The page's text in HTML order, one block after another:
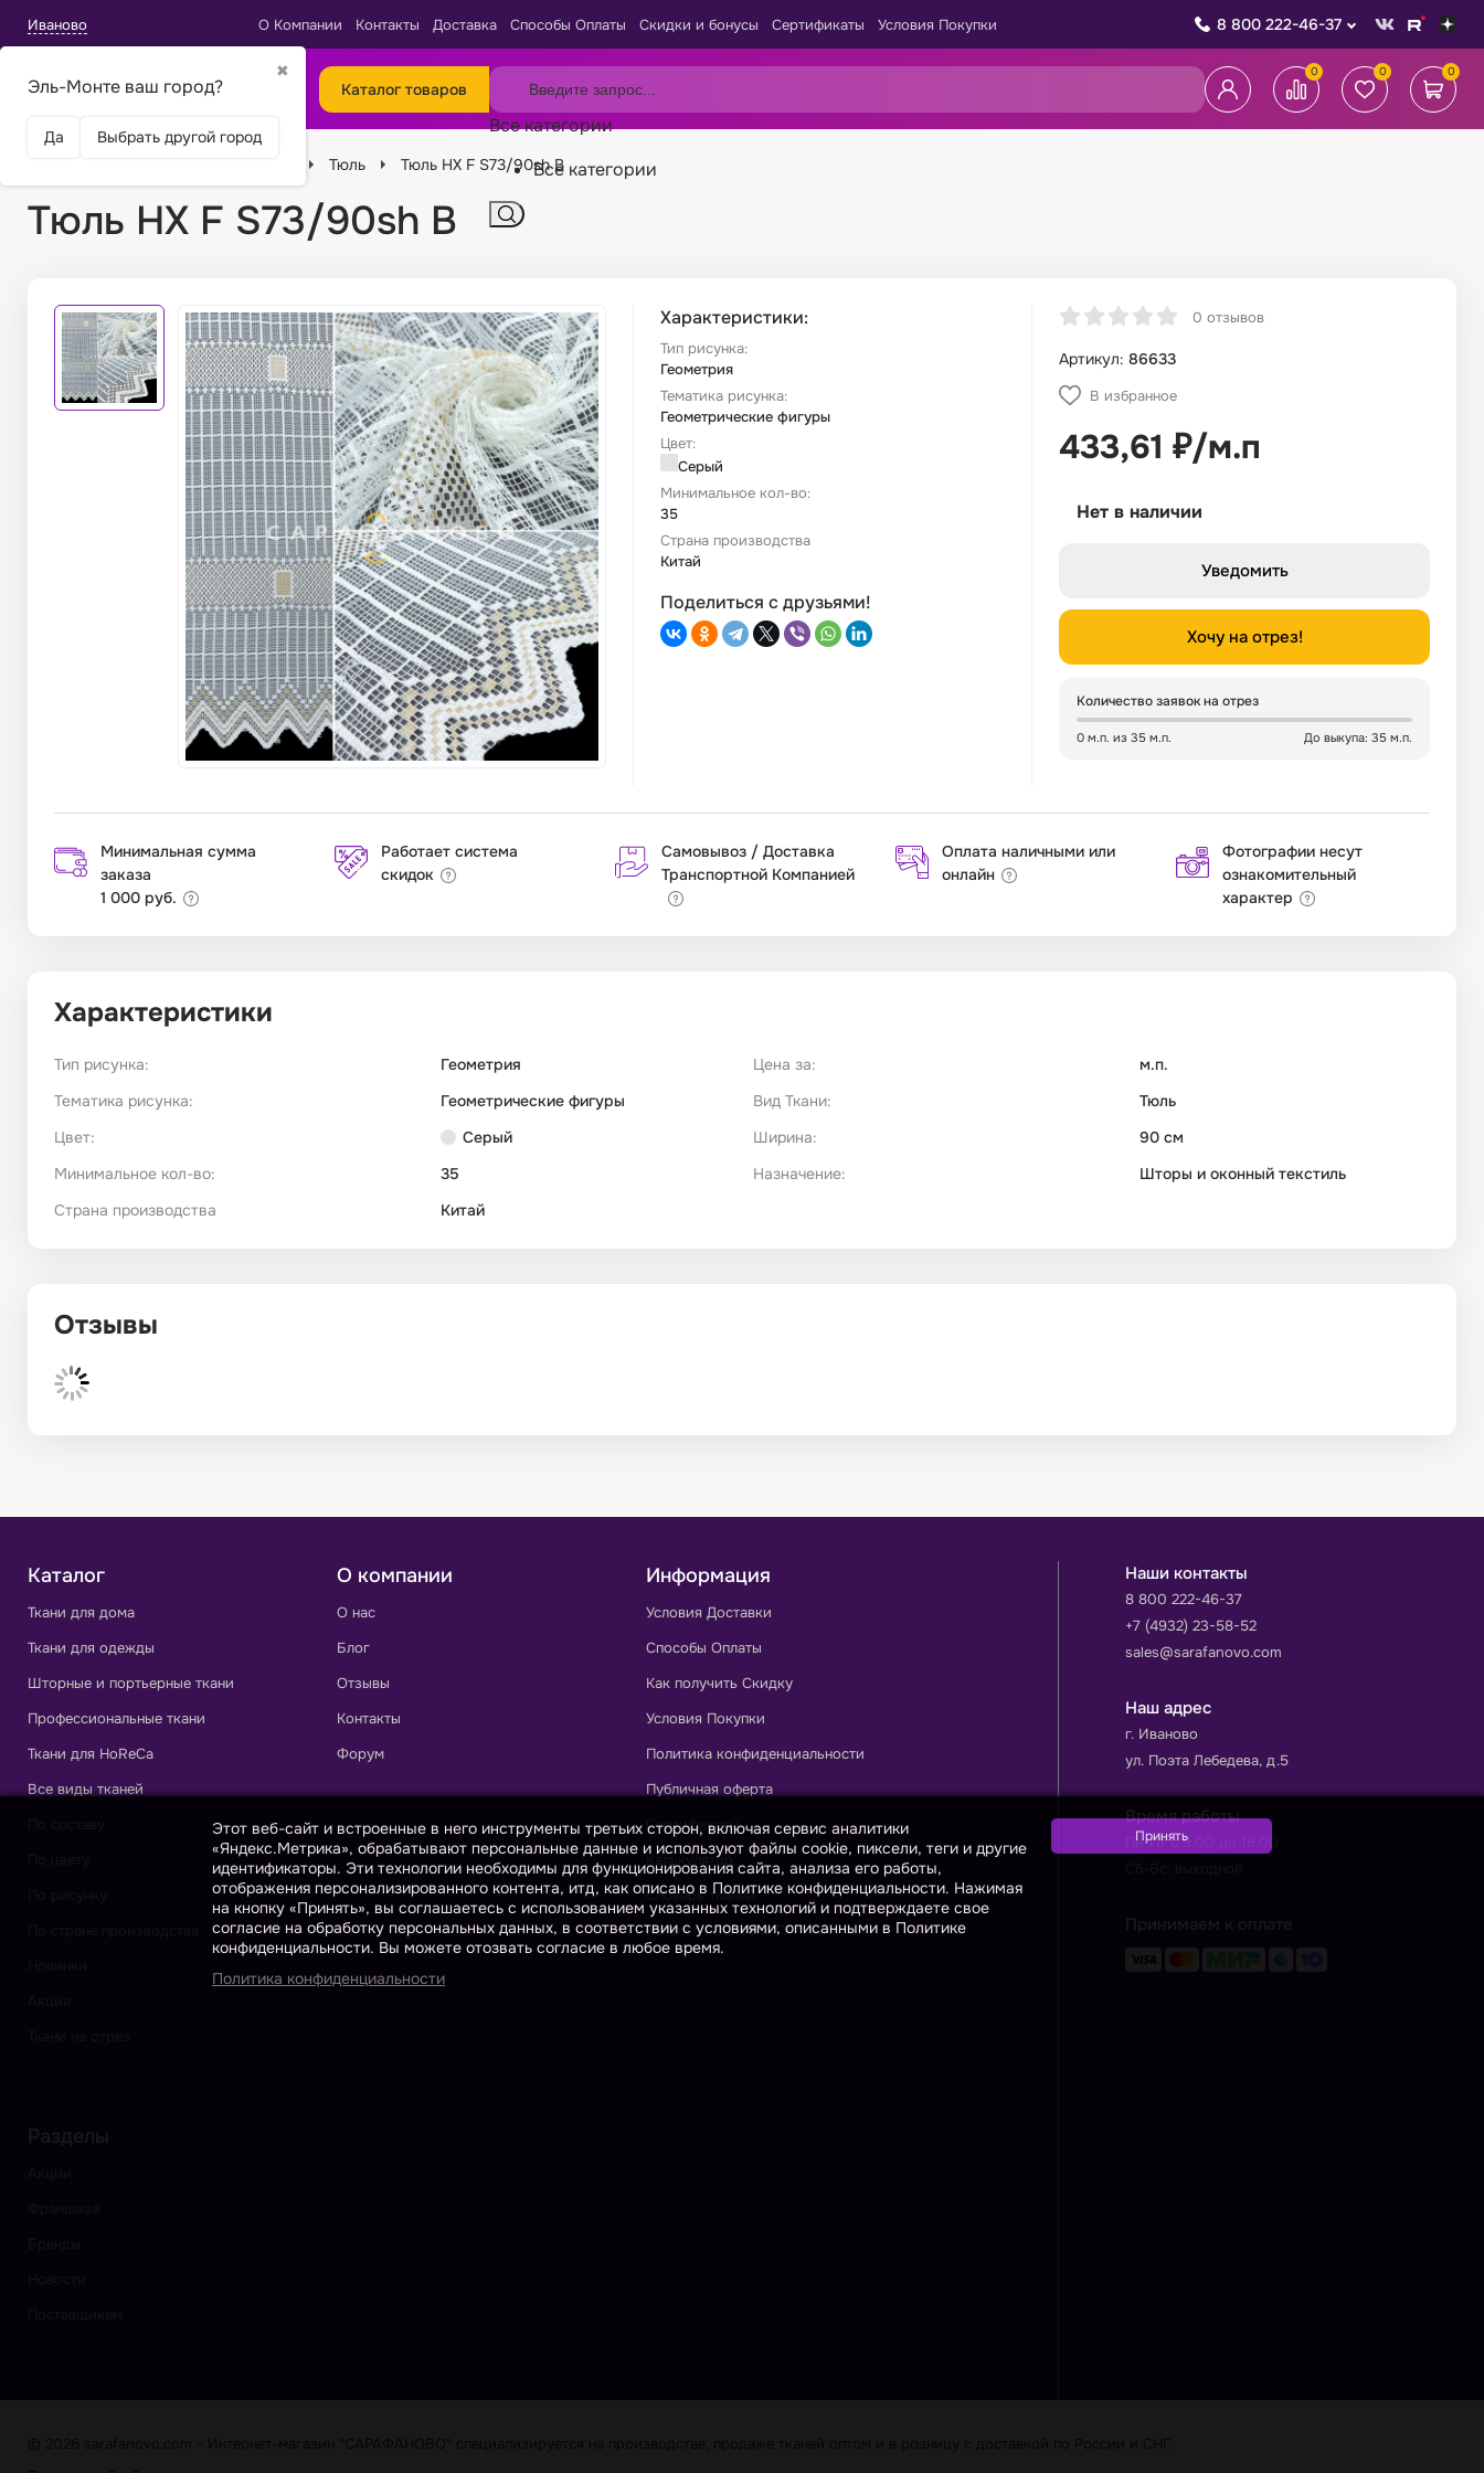
Иваново
✖
Эль-Монте ваш город?
Да Выбрать другой город
О Компании Контакты Доставка Способы Оплаты Скидки и бонусы Сертификаты Условия Покупки 8 800 222-46-37
Каталог товаров
Все категории
Все категории
0 0 0
Тюль Тюль HX F S73/90sh B
Тюль HX F S73/90sh B
Характеристики:
Тип рисунка:
Геометрия
Тематика рисунка:
Геометрические фигуры
Цвет:
Серый
Минимальное кол-во:
35
Страна производства
Китай
Поделиться с друзьями!
0 отзывов
Артикул: 86633
В избранное
433,61 ₽/м.п
Нет в наличии
Уведомить
Хочу на отрез!
Количество заявок на отрез
0 м.п. из 35 м.п. До выкупа: 35 м.п.
Минимальная сумма
заказа
1 000 руб.
Работает система
скидок
Самовывоз / Доставка
Транспортной Компанией
Оплата наличными или
онлайн
Фотографии несут
ознакомительный
характер
Характеристики
Тип рисунка:
Геометрия
Тематика рисунка:
Геометрические фигуры
Цвет:
Серый
Минимальное кол-во:
35
Страна производства
Китай
Цена за:
м.п.
Вид Ткани:
Тюль
Ширина:
90 см
Назначение:
Шторы и оконный текстиль
Отзывы
Каталог
Ткани для дома
Ткани для одежды
Шторные и портьерные ткани
Профессиональные ткани
Ткани для HoReCa
Все виды тканей
О компании
О нас
Блог
Отзывы
Контакты
Форум
Информация
Условия Доставки
Способы Оплаты
Как получить Скидку
Условия Покупки
Политика конфиденциальности
Публичная оферта
Сертификаты
Калькулятор
Словарь тканей
Каталог ГОСТов и ТУ
Разделы
Наши контакты
8 800 222-46-37
+7 (4932) 23-58-52
sales@sarafanovo.com
Наш адрес
г. Иваново
ул. Поэта Лебедева, д.5
Время работы
Пн-Пт с 9.00 до 18.00
Принимаем к оплате
Этот веб-сайт и встроенные в него инструменты третьих сторон, включая сервис аналитики
«Яндекс.Метрика», обрабатывают персональные данные и используют файлы cookie, пиксели, теги и другие
идентификаторы. Эти технологии необходимы для функционирования сайта, анализа его работы,
отображения персонализированного контента, итд, как описано в Политике конфиденциальности. Нажимая
на кнопку «Принять», вы соглашаетесь с использованием указанных технологий и подтверждаете свое
согласие на обработку персональных данных, в соответствии с условиями, описанными в Политике
конфиденциальности. Вы можете отозвать согласие в любое время.
Политика конфиденциальности